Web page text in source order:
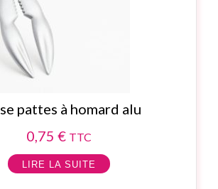
pattes à homard alu
0,75 € TTC
LIRE LA SUITE